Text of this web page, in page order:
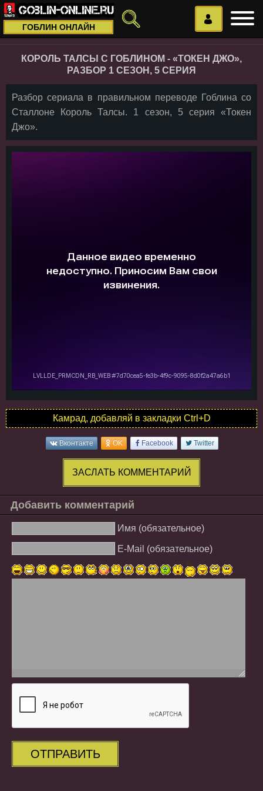
ГОБЛИН ОНЛАЙН
КОРОЛЬ ТАЛСЫ С ГОБЛИНОМ - «ТОКЕН ДЖО»,
РАЗБОР 1 СЕЗОН, 5 СЕРИЯ
Разбор сериала в правильном переводе Гоблина со
Сталлоне Король Талсы. 1 сезон, 5 серия «Токен
Джо».
Камрад, добавляй в закладки Ctrl+D
Вконтакте OK Facebook Twitter
ЗАСЛАТЬ КОММЕНТАРИЙ
Добавить комментарий
Имя (обязательное)
E-Mail (обязательное)
ОТПРАВИТЬ